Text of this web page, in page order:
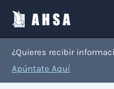
contenido
¿Quieres recibir
Apúntate Aquí